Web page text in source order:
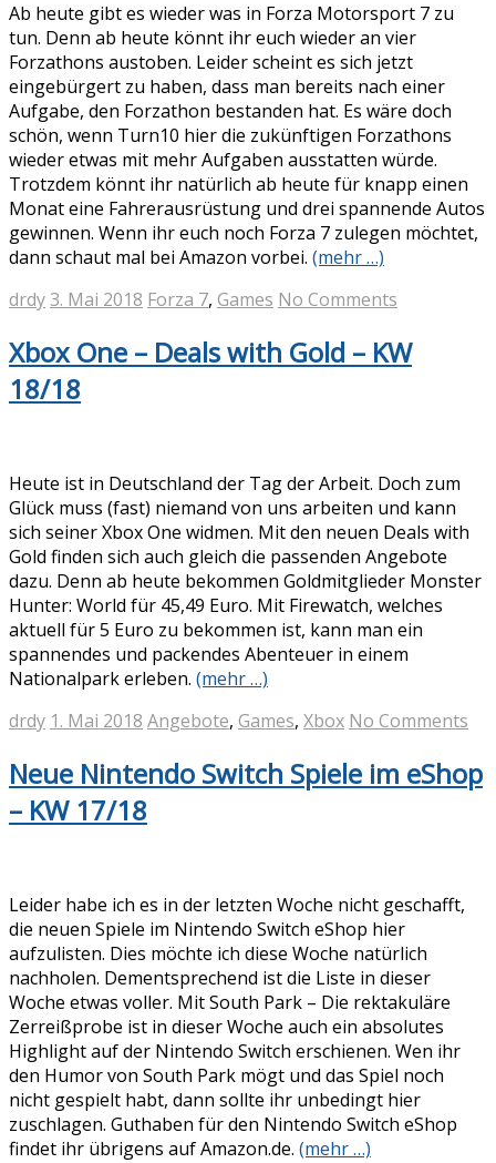
Ab heute gibt es wieder was in Forza Motorsport 7 zu
tun. Denn ab heute könnt ihr euch wieder an vier
Forzathons austoben. Leider scheint es sich jetzt
eingebürgert zu haben, dass man bereits nach einer
Aufgabe, den Forzathon bestanden hat. Es wäre doch
schön, wenn Turn10 hier die zukünftigen Forzathons
wieder etwas mit mehr Aufgaben ausstatten würde.
Trotzdem könnt ihr natürlich ab heute für knapp einen
Monat eine Fahrerausrüstung und drei spannende Autos
gewinnen. Wenn ihr euch noch Forza 7 zulegen möchtet,
dann schaut mal bei Amazon vorbei. (mehr …)
drdy3. Mai 2018 Forza 7, Games No Comments
Xbox One – Deals with Gold – KW
18/18
Heute ist in Deutschland der Tag der Arbeit. Doch zum
Glück muss (fast) niemand von uns arbeiten und kann
sich seiner Xbox One widmen. Mit den neuen Deals with
Gold finden sich auch gleich die passenden Angebote
dazu. Denn ab heute bekommen Goldmitglieder Monster
Hunter: World für 45,49 Euro. Mit Firewatch, welches
aktuell für 5 Euro zu bekommen ist, kann man ein
spannendes und packendes Abenteuer in einem
Nationalpark erleben. (mehr …)
drdy 1. Mai 2018 Angebote, Games, Xbox No Comments
Neue Nintendo Switch Spiele im eShop
– KW 17/18
Leider habe ich es in der letzten Woche nicht geschafft,
die neuen Spiele im Nintendo Switch eShop hier
aufzulisten. Dies möchte ich diese Woche natürlich
nachholen. Dementsprechend ist die Liste in dieser
Woche etwas voller. Mit South Park – Die rektakuläre
Zerreißprobe ist in dieser Woche auch ein absolutes
Highlight auf der Nintendo Switch erschienen. Wen ihr
den Humor von South Park mögt und das Spiel noch
nicht gespielt habt, dann sollte ihr unbedingt hier
zuschlagen. Guthaben für den Nintendo Switch eShop
findet ihr übrigens auf Amazon.de. (mehr …)